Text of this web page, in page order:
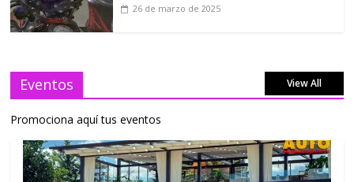
26 de marzo de 2025
Eventos View All
Promociona aquí tus eventos